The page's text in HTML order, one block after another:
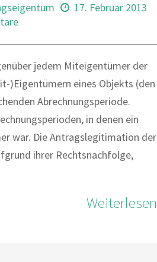
17. Februar 2013
jedem Miteigentümer der
)Eigentümern eines Objekts (den
Abrechnungsperiode.
in denen ein
war. Die Antragslegitimation der
ihrer Rechtsnachfolge,
Weiterlesen